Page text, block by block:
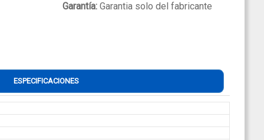
Garantía:Garantia solo del fabricante
ESPECIFICACIONES